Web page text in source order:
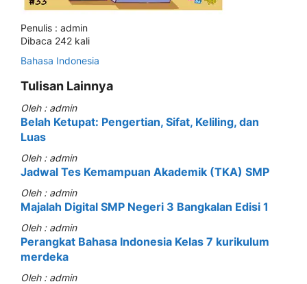
Penulis : admin
Dibaca 242 kali
Bahasa Indonesia
Tulisan Lainnya
Oleh : admin
Belah Ketupat: Pengertian, Sifat, Keliling, dan
Luas
Oleh : admin
Jadwal Tes Kemampuan Akademik (TKA) SMP
Oleh : admin
Majalah Digital SMP Negeri 3 Bangkalan Edisi 1
Oleh : admin
Perangkat Bahasa Indonesia Kelas 7 kurikulum
merdeka
Oleh : admin